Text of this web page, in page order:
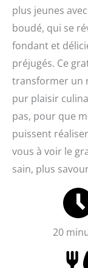
plus jeunes
boudé, qui se
fondant et
préjugés. Ce
transformer un
pur plaisir
pas, pour que
puissent
vous à voir le
sain, plus
20